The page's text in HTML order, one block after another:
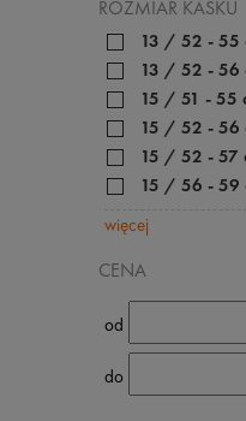
ROZMIAR KASKU
13 / 52 - 55
13 / 52 - 56
15 / 51 - 55
15 / 52 - 56
15 / 52 - 57
15 / 56 - 59
więcej
CENA
od
do